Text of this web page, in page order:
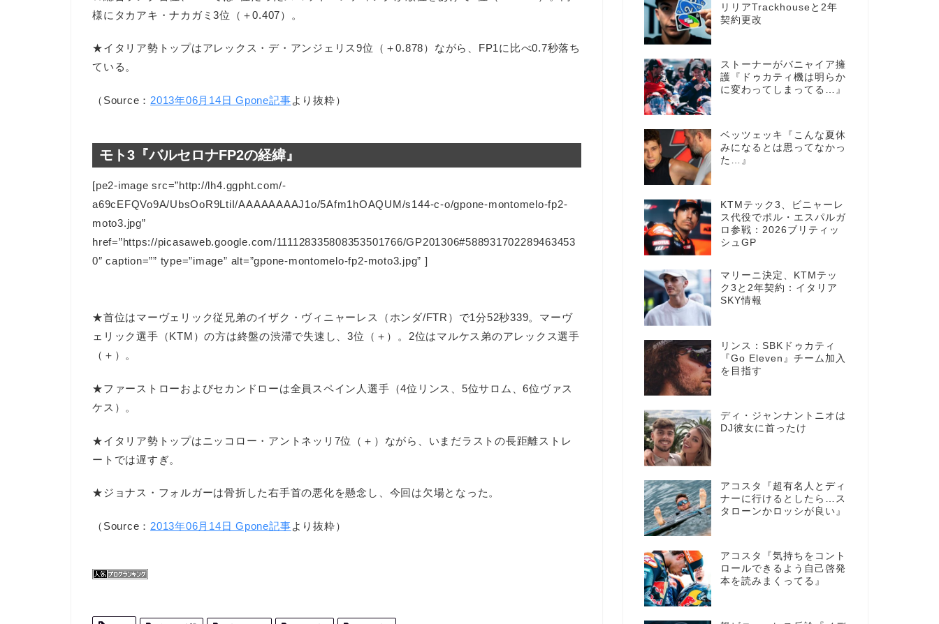
様にタカアキ・ナカガミ3位（＋0.407）。
★イタリア勢トップはアレックス・デ・アンジェリス9位（＋0.878）ながら、FP1に比べ0.7秒落ち
ている。
（Source： 2013年06月14日 Gpone記事より抜粋）
モト3『バルセロナFP2の経緯』
[pe2-image src=”http://lh4.ggpht.com/-
a69cEFQVo9A/UbsOoR9LtiI/AAAAAAAAJ1o/5Afm1hOAQUM/s144-c-o/gpone-montomelo-fp2-
moto3.jpg”
href=”https://picasaweb.google.com/111128335808353501766/GP201306#588931702289463453
0″ caption=”” type=”image” alt=”gpone-montomelo-fp2-moto3.jpg” ]
★首位はマーヴェリック従兄弟のイザク・ヴィニャーレス（ホンダ/FTR）で1分52秒339。マーヴ
ェリック選手（KTM）の方は終盤の渋滞で失速し、3位（＋）。2位はマルケス弟のアレックス選手
（＋）。
★ファーストローおよびセカンドローは全員スペイン人選手（4位リンス、5位サロム、6位ヴァス
ケス）。
★イタリア勢トップはニッコロー・アントネッリ7位（＋）ながら、いまだラストの長距離ストレ
ートでは遅すぎ。
★ジョナス・フォルガーは骨折した右手首の悪化を懸念し、今回は欠場となった。
（Source： 2013年06月14日 Gpone記事より抜粋）
リリアTrackhouseと2年
契約更改
ストーナーがバニャイア擁
護『ドゥカティ機は明らか
に変わってしまってる…』
ベッツェッキ『こんな夏休
みになるとは思ってなかっ
た…』
KTMテック3、ビニャーレ
ス代役でポル・エスパルガ
ロ参戦：2026ブリティッ
シュGP
マリーニ決定、KTMテッ
ク3と2年契約：イタリア
SKY情報
リンス：SBKドゥカティ
『Go Eleven』チーム加入
を目指す
ディ・ジャンナントニオは
DJ彼女に首ったけ
アコスタ『超有名人とディ
ナーに行けるとしたら…ス
タローンかロッシが良い』
アコスタ『気持ちをコント
ロールできるよう自己啓発
本を読みまくってる』